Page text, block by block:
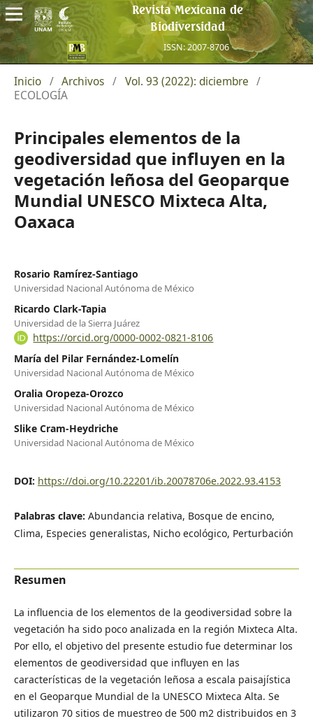
Revista Mexicana de
Biodiversidad
ISSN: 2007-8706
Inicio / Archivos / Vol. 93 (2022): diciembre /
ECOLOGÍA
Principales elementos de la
geodiversidad que influyen en la
vegetación leñosa del Geoparque
Mundial UNESCO Mixteca Alta,
Oaxaca
Rosario Ramírez-Santiago
Universidad Nacional Autónoma de México
Ricardo Clark-Tapia
Universidad de la Sierra Juárez
https://orcid.org/0000-0002-0821-8106
María del Pilar Fernández-Lomelín
Universidad Nacional Autónoma de México
Oralia Oropeza-Orozco
Universidad Nacional Autónoma de México
Slike Cram-Heydriche
Universidad Nacional Autónoma de México
DOI: https://doi.org/10.22201/ib.20078706e.2022.93.4153
Palabras clave: Abundancia relativa, Bosque de encino,
Clima, Especies generalistas, Nicho ecológico, Perturbación
Resumen
La influencia de los elementos de la geodiversidad sobre la
vegetación ha sido poco analizada en la región Mixteca Alta.
Por ello, el objetivo del presente estudio fue determinar los
elementos de geodiversidad que influyen en las
características de la vegetación leñosa a escala paisajística
en el Geoparque Mundial de la UNESCO Mixteca Alta. Se
utilizaron 70 sitios de muestreo de 500 m2 distribuidos en 3